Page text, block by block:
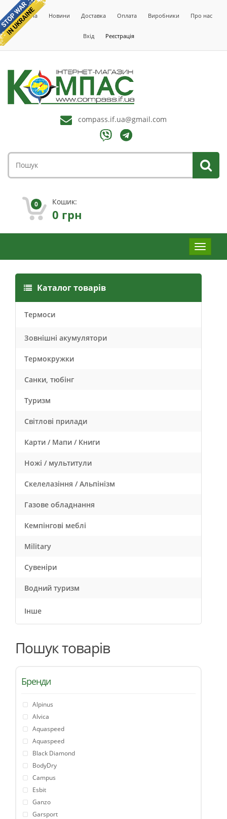
Головна Новини Доставка Оплата Виробники Про нас
Вхід Реєстрація
compass.if.ua@gmail.com
0 Кошик:
0 грн
Меню
Каталог товарів
Термоси
Зовнішні акумулятори
Термокружки
Санки, тюбінг
Туризм
Світлові прилади
Карти / Мапи / Книги
Ножі / мультитули
Скелелазіння / Альпінізм
Газове обладнання
Кемпінгові меблі
Military
Сувеніри
Водний туризм
Інше
Пошук товарів
Бренди
Alpinus
Alvica
Aquaspeed
Aquaspeed
Black Diamond
BodyDry
Campus
Esbit
Ganzo
Garsport